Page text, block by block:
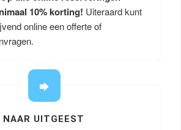
10% korting! Uiteraard kunt
online een offerte of
NAAR UITGEEST